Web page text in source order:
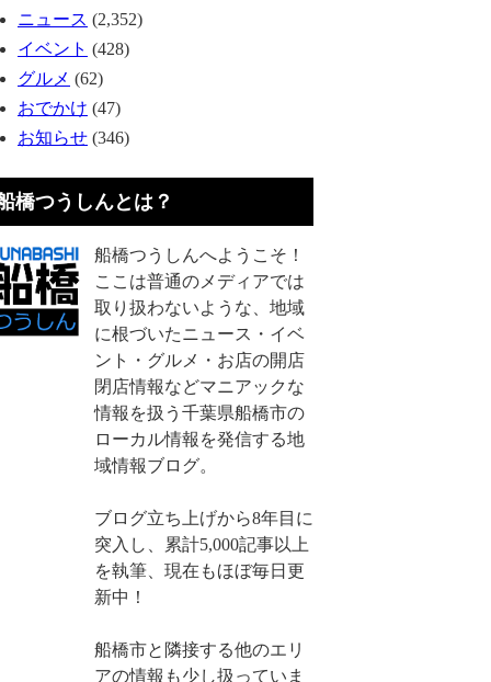
ニュース (2,352)
イベント (428)
グルメ (62)
おでかけ (47)
お知らせ (346)
橋つうしんとは？
船橋つうしんへようこそ！
ここは普通のメディアでは
取り扱わないような、地域
に根づいたニュース・イベ
ント・グルメ・お店の開店
閉店情報などマニアックな
情報を扱う千葉県船橋市の
ローカル情報を発信する地
域情報ブログ。
ブログ立ち上げから8年目に
突入し、累計5,000記事以上
を執筆、現在もほぼ毎日更
新中！
船橋市と隣接する他のエリ
アの情報も少し扱っていま